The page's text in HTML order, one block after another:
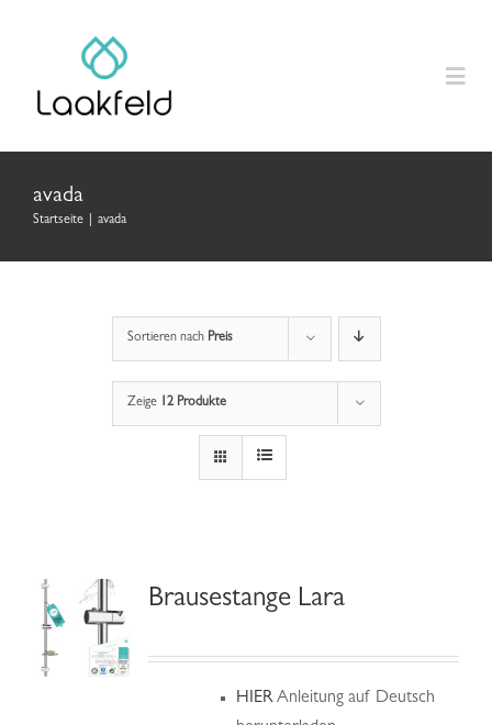
Laakfeld Geschenk
avada
Startseite avada
Sortieren nach Preis
Zeige 12 Produkte
Brausestange Lara
HIERAnleitung auf Deutsch